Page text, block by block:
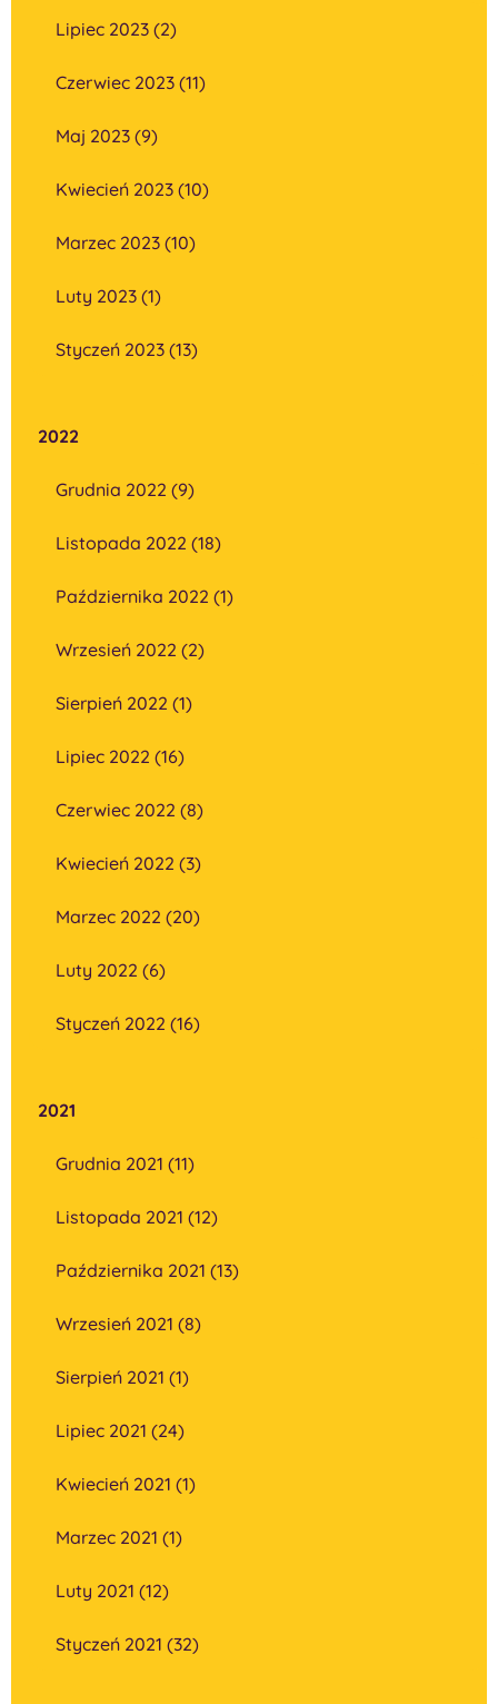
Lipiec 2023 (2)
Czerwiec 2023 (11)
Maj 2023 (9)
Kwiecień 2023 (10)
Marzec 2023 (10)
Luty 2023 (1)
Styczeń 2023 (13)
2022
Grudnia 2022 (9)
Listopada 2022 (18)
Października 2022 (1)
Wrzesień 2022 (2)
Sierpień 2022 (1)
Lipiec 2022 (16)
Czerwiec 2022 (8)
Kwiecień 2022 (3)
Marzec 2022 (20)
Luty 2022 (6)
Styczeń 2022 (16)
2021
Grudnia 2021 (11)
Listopada 2021 (12)
Października 2021 (13)
Wrzesień 2021 (8)
Sierpień 2021 (1)
Lipiec 2021 (24)
Kwiecień 2021 (1)
Marzec 2021 (1)
Luty 2021 (12)
Styczeń 2021 (32)